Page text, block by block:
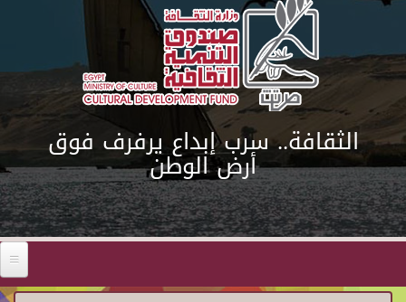
الثقافة.. سرب إبداع يرفرف فوق
أرض الوطن